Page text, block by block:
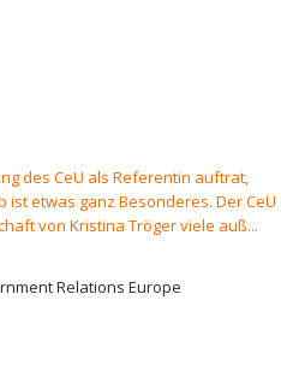
des CeU als Referentin auftrat,
ist etwas ganz Besonderes. Der CeU
von Kristina Tröger viele auß...
Relations Europe